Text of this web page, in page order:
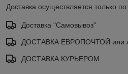
Доставка осуществляется только
Доставка "Самовывоз"
ДОСТАВКА ЕВРОПОЧТОЙ или
ДОСТАВКА КУРЬЕРОМ